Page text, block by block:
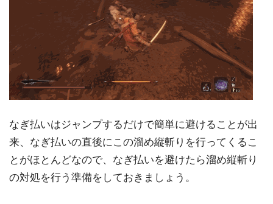
なぎ払いはジャンプするだけで簡単に避けることが出
来、なぎ払いの直後にこの溜め縦斬りを行ってくるこ
とがほとんどなので、なぎ払いを避けたら溜め縦斬り
の対処を行う準備をしておきましょう。